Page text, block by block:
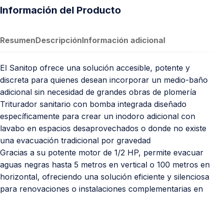
Información del Producto
ResumenDescripciónInformación adicional
El Sanitop ofrece una solución accesible, potente y
discreta para quienes desean incorporar un medio-baño
adicional sin necesidad de grandes obras de plomería
Triturador sanitario con bomba integrada diseñado
específicamente para crear un inodoro adicional con
lavabo en espacios desaprovechados o donde no existe
una evacuación tradicional por gravedad
Gracias a su potente motor de 1/2 HP, permite evacuar
aguas negras hasta 5 metros en vertical o 100 metros en
horizontal, ofreciendo una solución eficiente y silenciosa
para renovaciones o instalaciones complementarias en